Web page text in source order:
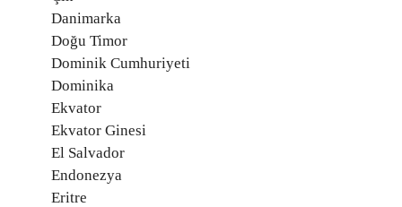
Danimarka
Doğu Timor
Dominik Cumhuriyeti
Dominika
Ekvator
Ekvator Ginesi
El Salvador
Endonezya
Eritre